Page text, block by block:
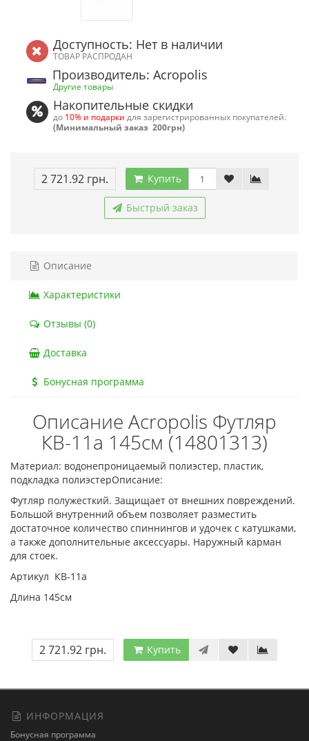
Доступность: Нет в наличии
ТОВАР РАСПРОДАН
Производитель: Acropolis
Другие товары
Накопительные скидки
до 10% и подарки для зарегистрированных покупателей.
(Минимальный заказ 200грн)
2 721.92 грн. Купить
Быстрый заказ
Описание
Характеристики
Отзывы (0)
Доставка
Бонусная программа
Описание Acropolis Футляр
КВ-11а 145см (14801313)
Материал: водонепроницаемый полиэстер, пластик,
подкладка полиэстерОписание:
Футляр полужесткий. Защищает от внешних повреждений.
Большой внутренний объем позволяет разместить
достаточное количество спиннингов и удочек с катушками,
а также дополнительные аксессуары. Наружный карман
для стоек.
Артикул КВ-11а
Длина 145см
2 721.92 грн. Купить
ИНФОРМАЦИЯ
Бонусная программа